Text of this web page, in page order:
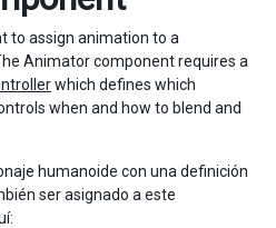
to assign animation to a
Animator component requires a
which defines which
when and how to blend and
humanoide con una definición
ser asignado a este